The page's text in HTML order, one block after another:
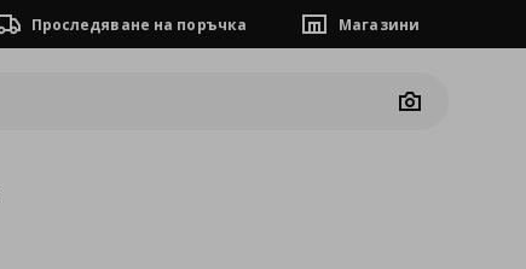
Проследяване на поръчка Магазини
Camera